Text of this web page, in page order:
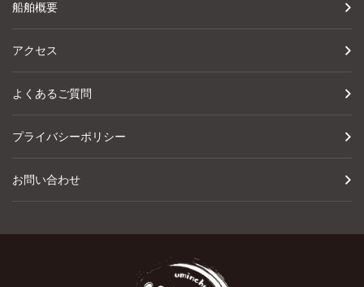
船舶概要
アクセス
よくあるご質問
プライバシーポリシー
お問い合わせ